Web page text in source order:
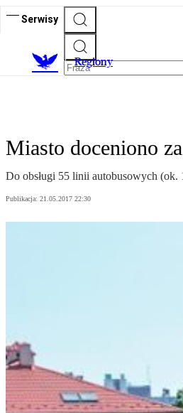
Serwisy
Regiony
Miasto doceniono
Do obsługi 55 linii autobusowych (ok.
Publikacja: 21.05.2017 22:30